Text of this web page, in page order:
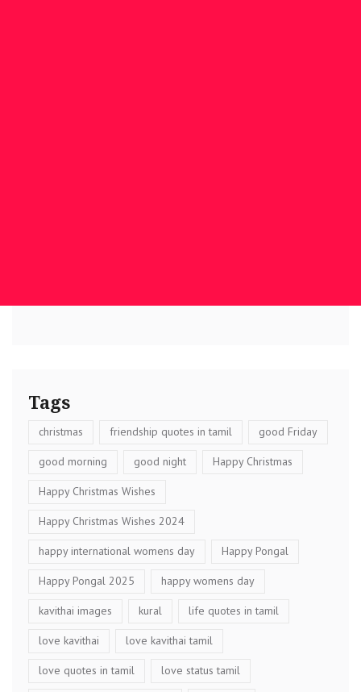
Tags
christmas friendship quotes in tamil good Friday
good morning good night Happy Christmas
Happy Christmas Wishes
Happy Christmas Wishes 2024
happy international womens day Happy Pongal
Happy Pongal 2025 happy womens day
kavithai images kural life quotes in tamil
love kavithai love kavithai tamil
love quotes in tamil love status tamil